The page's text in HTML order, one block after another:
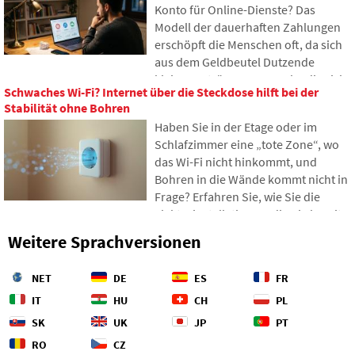
funktionieren, was das Verlegen von
Schiffen erfordert und wie sich die
Tiefen der Ozeane zu einem
geopolitischen Schlachtfeld
Konto für Online-Dienste? Das
Modell der dauerhaften Zahlungen
erschöpft die Menschen oft, da sich
aus dem Geldbeutel Dutzende
kleiner Beträge ansammeln, die sich
allmählich zu unerwartet hohen
stützen wir uns auf frische Daten aus
dem Jahr 2026, zeigen den enormen
Unterschied zwischen unseren
Schätzungen und der Realität und
bieten vier konkrete Schritte an, um
Kontrolle zu haben.
Schwaches Wi-Fi? Internet über die Steckdose hilft bei der
Stabilität ohne Bohren
Haben Sie in der Etage oder im
Schlafzimmer eine „tote Zone“, wo
das Wi-Fi nicht hinkommt, und
Bohren in die Wände kommt nicht in
Frage? Erfahren Sie, wie Sie die
Elektroinstallationen, die Sie bereits
Datenübertragung über das
Artikel zeigen wir Ihnen, wie ein
moderner Powerline-Adapter
funktioniert, warum er mit 4K-
Weitere Sprachversionen
NET DE ES
FR
IT
HU CH
PL
SK
UK JP
PT
RO
CZ